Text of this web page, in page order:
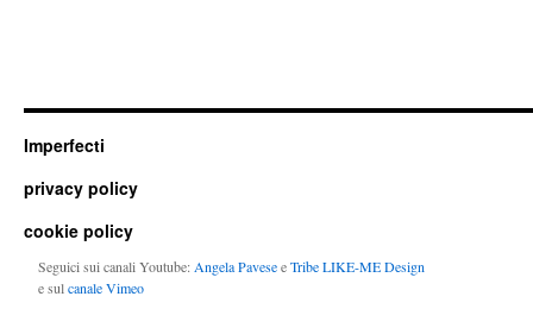
Imperfecti
privacy policy
cookie policy
Seguici sui canali Youtube: Angela PaveseeTribe LIKE-ME Design
e sulcanale Vimeo